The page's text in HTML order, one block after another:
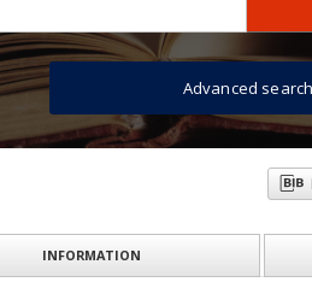
Advanced search
INFORMATION